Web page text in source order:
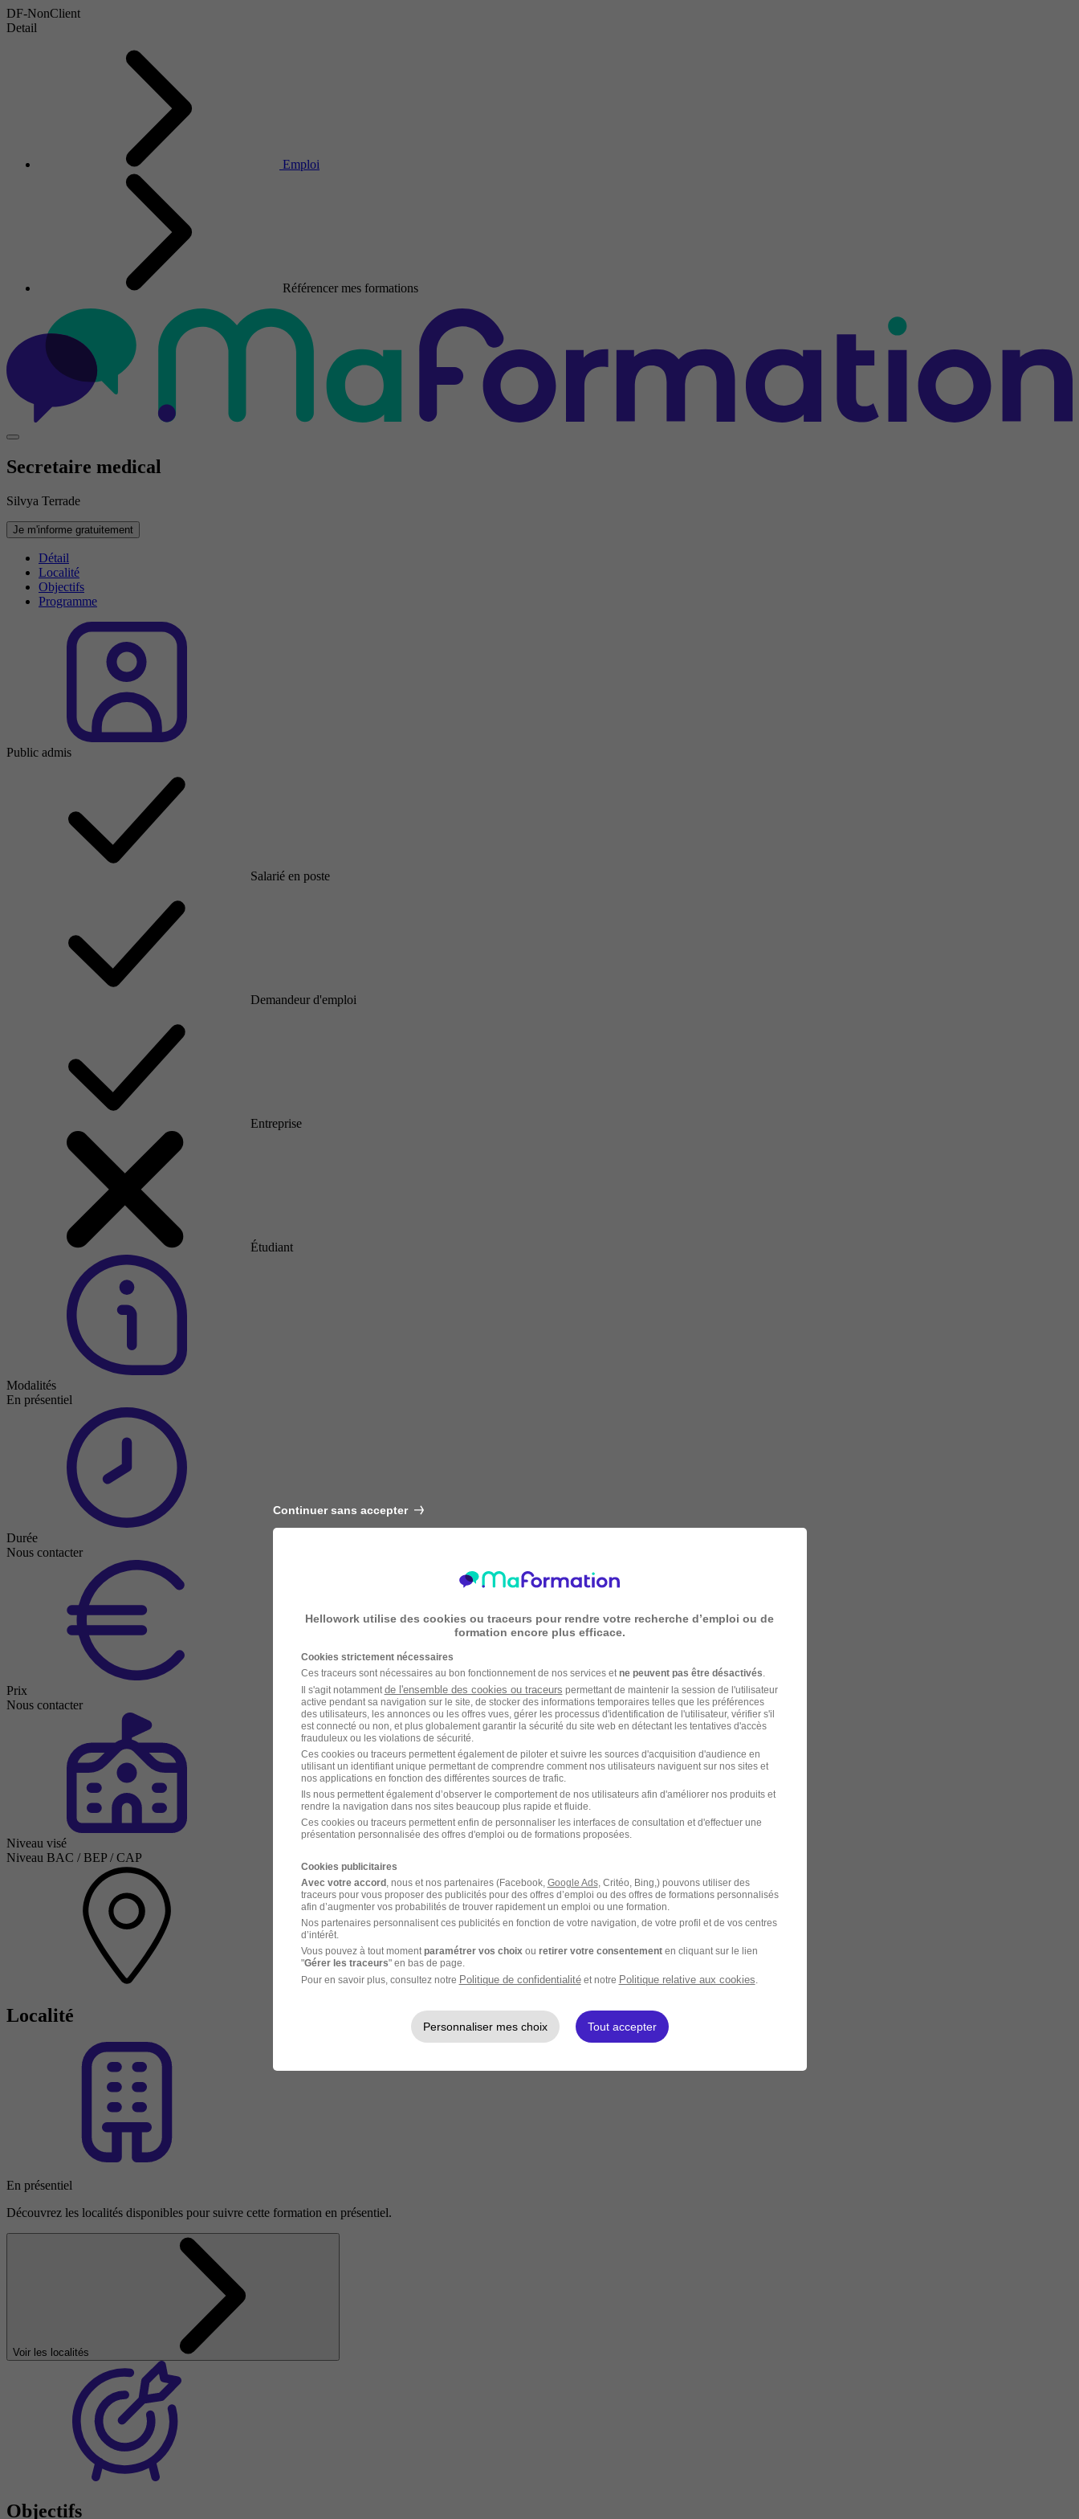
DF-NonClient
Detail
Emploi
Référencer mes formations
Secretaire medical
Silvya Terrade
Je m'informe gratuitement
Détail
Localité
Objectifs
Programme
Public admis
Salarié en poste
Demandeur d'emploi
Entreprise
Étudiant
Modalités
En présentiel
Durée
Nous contacter
Prix
Nous contacter
Niveau visé
Niveau BAC / BEP / CAP
Localité
En présentiel
Découvrez les localités disponibles pour suivre cette formation en présentiel.
Voir les localités
Objectifs
Continuer sans accepter
Hellowork utilise des cookies ou traceurs pour rendre votre recherche d’emploi ou de
formation encore plus efficace.
Cookies strictement nécessaires
Ces traceurs sont nécessaires au bon fonctionnement de nos services et ne peuvent pas être désactivés
Il s'agit notamment de l'ensemble des cookies ou traceurs permettant de maintenir la session de l'utilisateur
active pendant sa navigation sur le site, de stocker des informations temporaires telles que les préférences
des utilisateurs, les annonces ou les offres vues, gérer les processus d'identification de l'utilisateur, vérifier s'il
est connecté ou non, et plus globalement garantir la sécurité du site web en détectant les tentatives d'accès
frauduleux ou les violations de sécurité.
Ces cookies ou traceurs permettent également de piloter et suivre les sources d'acquisition d'audience en
utilisant un identifiant unique permettant de comprendre comment nos utilisateurs naviguent sur nos sites et
nos applications en fonction des différentes sources de trafic.
Ils nous permettent également d’observer le comportement de nos utilisateurs afin d'améliorer nos produits et
rendre la navigation dans nos sites beaucoup plus rapide et fluide.
Ces cookies ou traceurs permettent enfin de personnaliser les interfaces de consultation et d'effectuer une
présentation personnalisée des offres d'emploi ou de formations proposées.
Cookies publicitaires
Avec votre accord, nous et nos partenaires (Facebook, Google Ads, Critéo, Bing,) pouvons utiliser des
traceurs pour vous proposer des publicités pour des offres d’emploi ou des offres de formations personnalisés
afin d’augmenter vos probabilités de trouver rapidement un emploi ou une formation.
Nos partenaires personnalisent ces publicités en fonction de votre navigation, de votre profil et de vos centres
d’intérêt.
Vous pouvez à tout moment paramétrer vos choix ou retirer votre consentementen cliquant sur le lien
"Gérer les traceurs" en bas de page.
Pour en savoir plus, consultez notre Politique de confidentialitéet notre Politique relative aux cookies
Personnaliser mes choix Tout accepter